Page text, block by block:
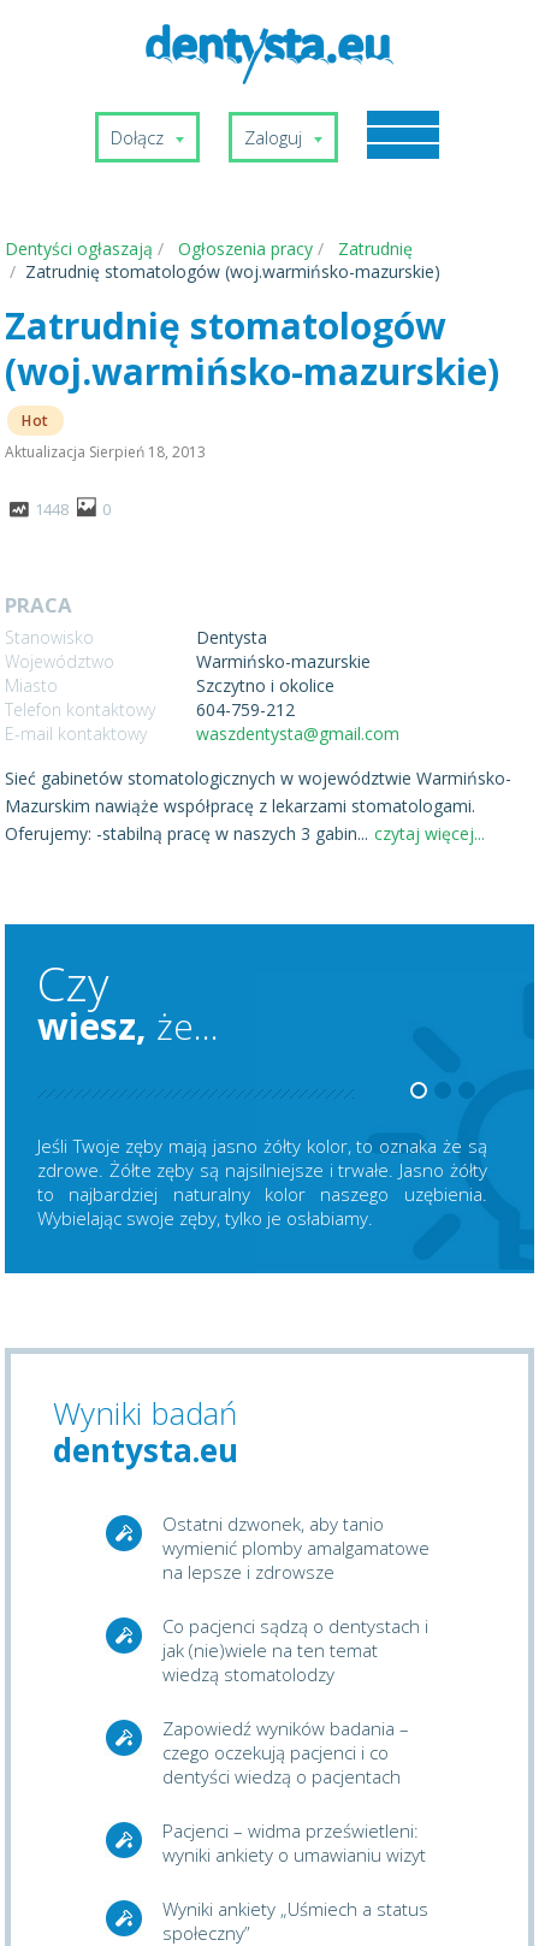
Dołącz Zaloguj
Dentyści ogłaszają Ogłoszenia pracy
Zatrudnię
Zatrudnię stomatologów (woj.warmińsko-mazurskie)
Zatrudnię stomatologów
(woj.warmińsko-mazurskie)
Hot
Aktualizacja Sierpień 18, 2013
1448 0
PRACA
Stanowisko
Dentysta
Województwo
Warmińsko-mazurskie
Miasto
Szczytno i okolice
Telefon kontaktowy
604-759-212
E-mail kontaktowy
waszdentysta@gmail.com
Sieć gabinetów stomatologicznych w województwie Warmińsko-
Mazurskim nawiąże współpracę z lekarzami stomatologami.
Oferujemy: -stabilną pracę w naszych 3 gabin... czytaj więcej...
Czy
wiesz, że...
Jeśli Twoje zęby mają jasno żółty kolor, to oznaka że są
zdrowe. Żółte zęby są najsilniejsze i trwałe. Jasno żółty
to najbardziej naturalny kolor naszego uzębienia.
Wybielając swoje zęby, tylko je osłabiamy.
Wyniki badań
dentysta.eu
Ostatni dzwonek, aby tanio
wymienić plomby amalgamatowe
na lepsze i zdrowsze
Co pacjenci sądzą o dentystach i
jak (nie)wiele na ten temat
wiedzą stomatolodzy
Zapowiedź wyników badania –
czego oczekują pacjenci i co
dentyści wiedzą o pacjentach
Pacjenci – widma prześwietleni:
wyniki ankiety o umawianiu wizyt
Wyniki ankiety „Uśmiech a status
społeczny”